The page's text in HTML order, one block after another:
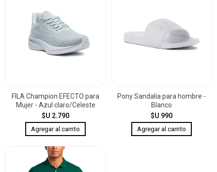
FILA Champion EFECTO para
Mujer - Azul claro/Celeste
$U 2.790
Pony Sandalia para hombre -
Blanco
$U 990